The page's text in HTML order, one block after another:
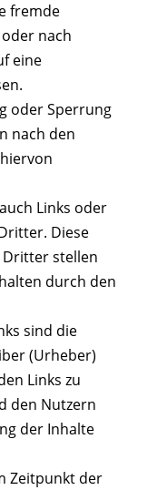
fremde
nach
eine
oder Sperrung
nach den
Links oder
Diese
stellen
durch den
sind die
(Urheber)
Links zu
den Nutzern
der Inhalte
Zeitpunkt der